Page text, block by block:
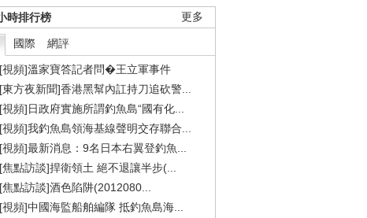
更多
時排行榜
國際 網評
[視頻]溫家寶答記者問�王立軍事件
[東方夜新聞]香港黑幫內訌持刀追砍警...
[視頻]日政府實施所謂釣魚島“國有化...
[視頻]我釣魚島領海基線聲明交存聯合...
[視頻]最新消息：9名日本右翼登釣魚...
[焦點訪談]捍衛領土 絕不退讓半步(...
[焦點訪談]酒色陷阱(2012080...
[視頻]中國海監船舶編隊 抵釣魚島海...